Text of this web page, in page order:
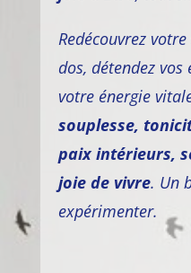
Redécouvrez
dos, détendez vos
votre énergie
souplesse,
paix intérieurs,
joie de vivre. Un
expérimenter.